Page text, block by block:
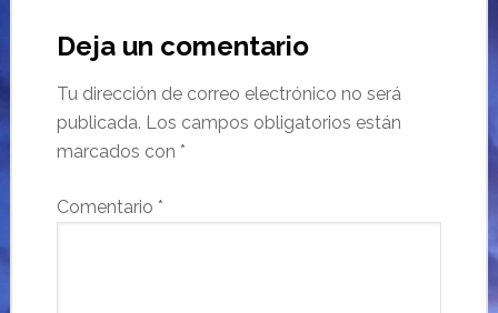
Deja un comentario
Tu dirección de correo electrónico no será
publicada. Los campos obligatorios están
marcados con *
Comentario *